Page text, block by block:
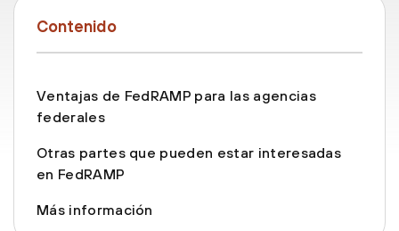
Contenido
Ventajas de FedRAMP para las agencias
federales
Otras partes que pueden estar interesadas
en FedRAMP
Más información